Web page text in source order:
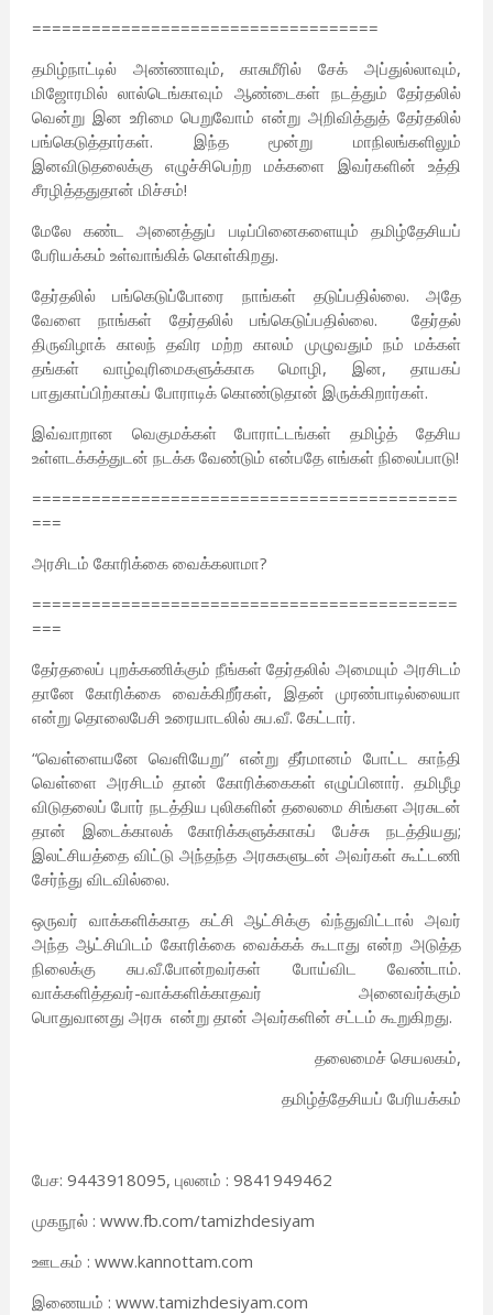
===================================
தமிழ்நாட்டில் அண்ணாவும், காசுமீரில் சேக் அப்துல்லாவும்,
மிஜோரமில் லால்டெங்காவும் ஆண்டைகள் நடத்தும் தேர்தலில்
வென்று இன உரிமை பெறுவோம் என்று அறிவித்துத் தேர்தலில்
பங்கெடுத்தார்கள். இந்த மூன்று மாநிலங்களிலும்
இனவிடுதலைக்கு எழுச்சிபெற்ற மக்களை இவர்களின் உத்தி
சீரழித்ததுதான் மிச்சம்!
மேலே கண்ட அனைத்துப் படிப்பினைகளையும் தமிழ்தேசியப்
பேரியக்கம் உள்வாங்கிக் கொள்கிறது.
தேர்தலில் பங்கெடுப்போரை நாங்கள் தடுப்பதில்லை. அதே
வேளை நாங்கள் தேர்தலில் பங்கெடுப்பதில்லை. தேர்தல்
திருவிழாக் காலந் தவிர மற்ற காலம் முழுவதும் நம் மக்கள்
தங்கள் வாழ்வுரிமைகளுக்காக மொழி, இன, தாயகப்
பாதுகாப்பிற்காகப் போராடிக் கொண்டுதான் இருக்கிறார்கள்.
இவ்வாறான வெகுமக்கள் போராட்டங்கள் தமிழ்த் தேசிய
உள்ளடக்கத்துடன் நடக்க வேண்டும் என்பதே எங்கள் நிலைப்பாடு!
===========================================
===
அரசிடம் கோரிக்கை வைக்கலாமா?
===========================================
===
தேர்தலைப் புறக்கணிக்கும் நீங்கள் தேர்தலில் அமையும் அரசிடம்
தானே கோரிக்கை வைக்கிறீர்கள், இதன் முரண்பாடில்லையா
என்று தொலைபேசி உரையாடலில் சுப.வீ. கேட்டார்.
“வெள்ளையனே வெளியேறு” என்று தீர்மானம் போட்ட காந்தி
வெள்ளை அரசிடம் தான் கோரிக்கைகள் எழுப்பினார். தமிழீழ
விடுதலைப் போர் நடத்திய புலிகளின் தலைமை சிங்கள அரசுடன்
தான் இடைக்காலக் கோரிக்களுக்காகப் பேச்சு நடத்தியது;
இலட்சியத்தை விட்டு அந்தந்த அரசுகளுடன் அவர்கள் கூட்டணி
சேர்ந்து விடவில்லை.
ஒருவர் வாக்களிக்காத கட்சி ஆட்சிக்கு வ்ந்துவிட்டால் அவர்
அந்த ஆட்சியிடம் கோரிக்கை வைக்கக் கூடாது என்ற அடுத்த
நிலைக்கு சுப.வீ.போன்றவர்கள் போய்விட வேண்டாம்.
வாக்களித்தவர்-வாக்களிக்காதவர் அனைவர்க்கும்
பொதுவானது அரசு என்று தான் அவர்களின் சட்டம் கூறுகிறது.
தலைமைச் செயலகம்,
தமிழ்த்தேசியப் பேரியக்கம்
பேச: 9443918095, புலனம் : 9841949462
முகநூல் : www.fb.com/tamizhdesiyam
ஊடகம் : www.kannottam.com
இணையம் : www.tamizhdesiyam.com